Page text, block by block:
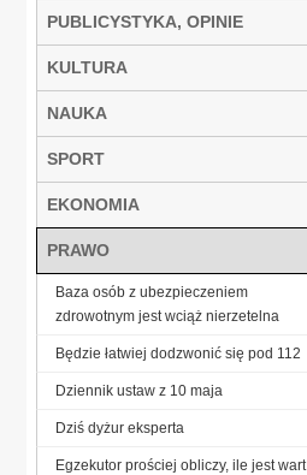
PUBLICYSTYKA, OPINIE
KULTURA
NAUKA
SPORT
EKONOMIA
PRAWO
Baza osób z ubezpieczeniem
zdrowotnym jest wciąż nierzetelna
Będzie łatwiej dodzwonić się pod 112
Dziennik ustaw z 10 maja
Dziś dyżur eksperta
Egzekutor prościej obliczy, ile jest wart